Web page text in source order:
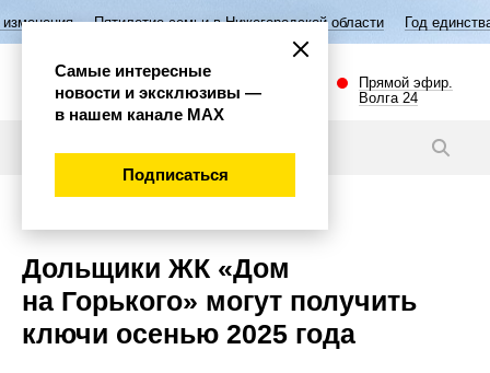
Пятилетие семьи в Нижегородской области Год единства народов
Прямой эфир.
Волга 24
Дольщики ЖК «Дом
на Горького» могут получить
ключи осенью 2025 года
Самые интересные
новости и эксклюзивы —
в нашем канале МАХ
Подписаться